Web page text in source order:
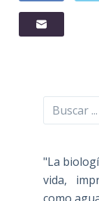
Buscar
"La
vida,